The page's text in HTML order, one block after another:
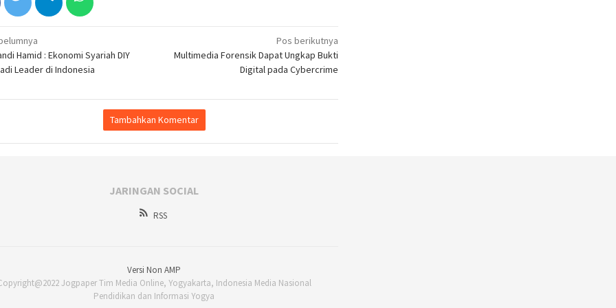
Hamid : Ekonomi Syariah DIY
Leader di Indonesia
Pos berikutnya
Multimedia Forensik Dapat Ungkap Bukti
Digital pada Cybercrime
Tambahkan Komentar
JARINGAN SOCIAL
RSS
Versi Non AMP
Jogpaper Tim Media Online, Yogyakarta, Indonesia Media Nasional
Pendidikan dan Informasi Yogya